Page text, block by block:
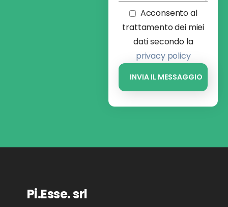
Acconsento al
trattamento dei miei
dati secondo la
privacy policy
Pi.Esse. srl